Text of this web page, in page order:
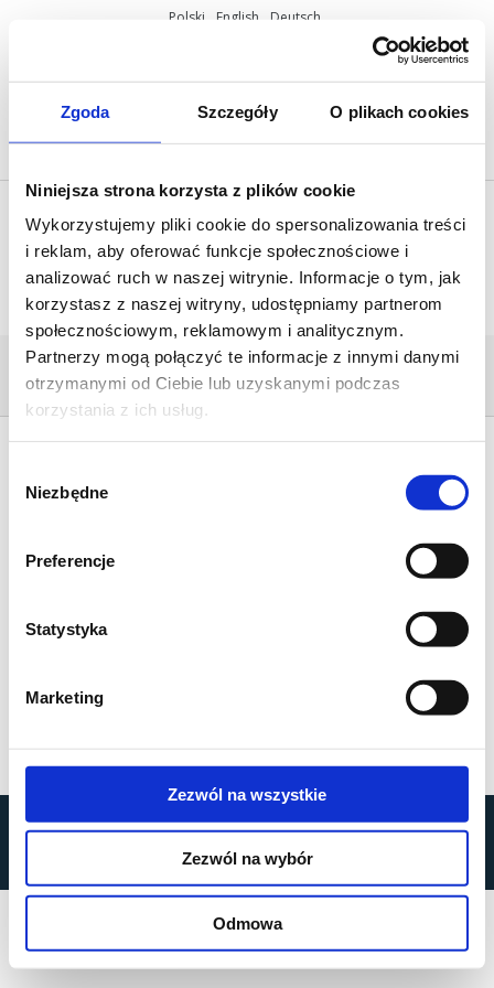
Zgoda Szczegóły O plikach cookies
Niniejsza strona korzysta z plików cookie
Wykorzystujemy pliki cookie do spersonalizowania treści
i reklam, aby oferować funkcje społecznościowe i
analizować ruch w naszej witrynie. Informacje o tym, jak
korzystasz z naszej witryny, udostępniamy partnerom
społecznościowym, reklamowym i analitycznym.
Partnerzy mogą połączyć te informacje z innymi danymi
otrzymanymi od Ciebie lub uzyskanymi podczas
korzystania z ich usług.
zgody
Niezbędne
Preferencje
Statystyka
Marketing
Zezwól na wszystkie
Zezwól na wybór
Odmowa
Polski English Deutsch
+48 61 825 81 11
info@mobilus.pl
1
Home/MOBILUS S-WL /1
byMOBILUS MOTOR© All rights reserved
Privacy Policy